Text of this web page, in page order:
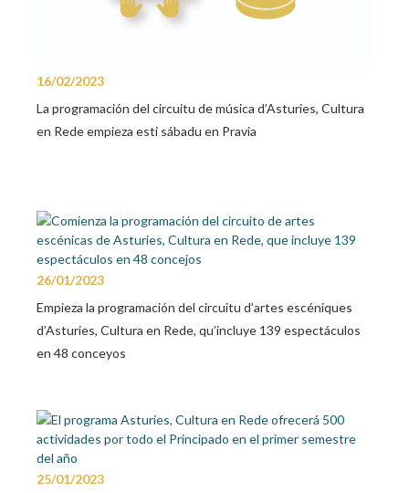
16/02/2023
La programación del circuitu de música d’Asturies, Cultura
en Rede empieza esti sábadu en Pravia
26/01/2023
Empieza la programación del circuitu d’artes escéniques
d’Asturies, Cultura en Rede, qu’incluye 139 espectáculos
en 48 conceyos
25/01/2023